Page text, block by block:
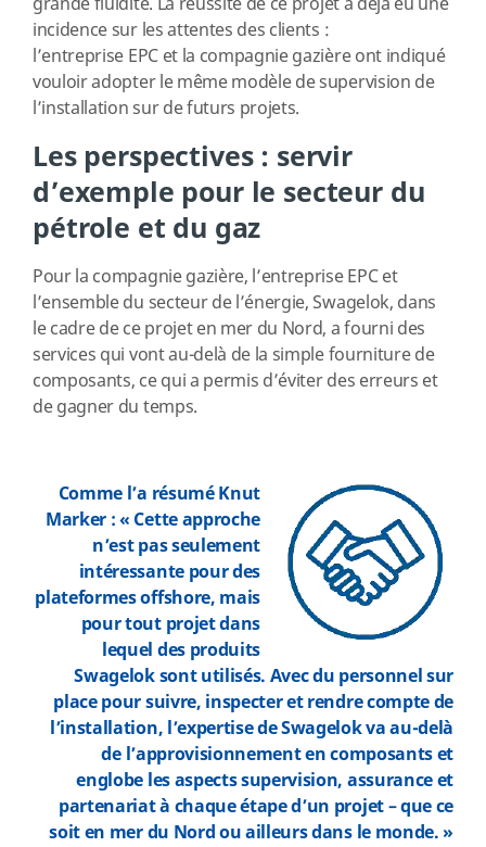
incidence sur les attentes des clients :
l’entreprise EPC et la compagnie gazière ont indiqué
vouloir adopter le même modèle de supervision de
l’installation sur de futurs projets.
Les perspectives : servir
d’exemple pour le secteur du
pétrole et du gaz
Pour la compagnie gazière, l’entreprise EPC et
l’ensemble du secteur de l’énergie, Swagelok, dans
le cadre de ce projet en mer du Nord, a fourni des
services qui vont au-delà de la simple fourniture de
composants, ce qui a permis d’éviter des erreurs et
de gagner du temps.
Comme l’a résumé Knut
Marker : « Cette approche
n’est pas seulement
intéressante pour des
plateformes offshore, mais
pour tout projet dans
lequel des produits
Swagelok sont utilisés. Avec du personnel sur
place pour suivre, inspecter et rendre compte de
l’installation, l’expertise de Swagelok va au-delà
de l’approvisionnement en composants et
englobe les aspects supervision, assurance et
partenariat à chaque étape d’un projet – que ce
soit en mer du Nord ou ailleurs dans le monde. »